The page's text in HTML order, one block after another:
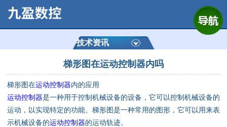
公司简介
产品展示
运动控制器
技术资讯
梯形图在运动控制器内吗
梯形图在运动控制器内的应用
运动控制器是一种用于控制机械设备的设备，它可以控制机械设备的
运动，以实现特定的功能。梯形图是一种常用的图形，它可以用来表
示机械设备的运动控制器的运动轨迹。